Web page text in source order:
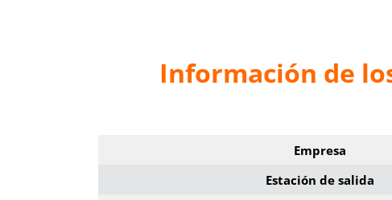
Información de
Empresa
Estación de salida